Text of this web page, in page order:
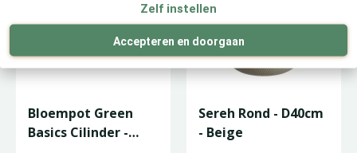
Zelf instellen
Accepteren en doorgaan
Bloempot Green
Basics Cilinder -
Sereh Rond - D40cm
- Beige